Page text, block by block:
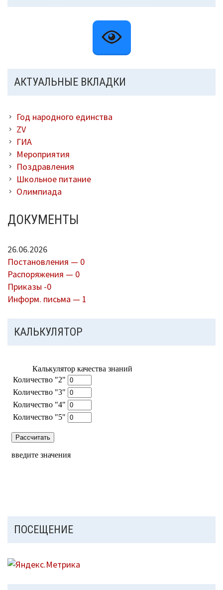
Библиотека
Каталог художественной литературы
В помощь библиотекарю
Справки по проверкам
План мероприятий
Методические рекомендации
ВПР-2026
Контакты
Для сведения
АКТУАЛЬНЫЕ ВКЛАДКИ
Год народного единства
ZV
ГИА
Мероприятия
Поздравления
Школьное питание
Олимпиада
ДОКУМЕНТЫ
26.06.2026
Постановления — 0
Распоряжения — 0
Приказы -0
Информ. письма — 1
КАЛЬКУЛЯТОР
ПОСЕЩЕНИЕ